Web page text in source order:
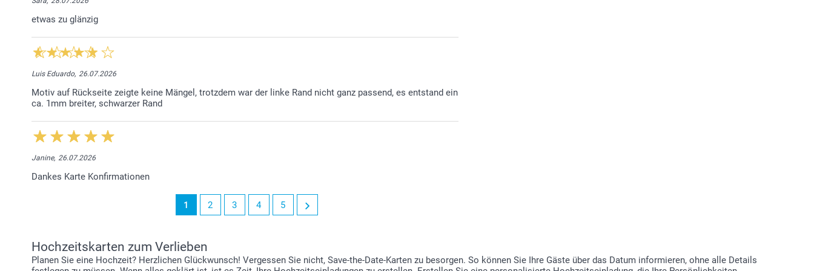
etwas zu glänzig
Luis Eduardo, 26.07.2026
Motiv auf Rückseite zeigte keine Mängel, trotzdem war der linke Rand nicht ganz passend, es entstand ein
ca. 1mm breiter, schwarzer Rand
Janine, 26.07.2026
Dankes Karte Konfirmationen
1 2 3 4 5
Hochzeitskarten zum Verlieben
Planen Sie eine Hochzeit? Herzlichen Glückwunsch! Vergessen Sie nicht, Save-the-Date-Karten zu besorgen. So können Sie Ihre Gäste über das Datum informieren, ohne alle Details